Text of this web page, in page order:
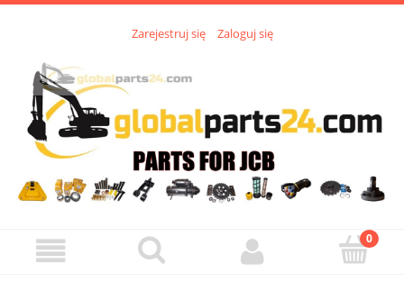
Zarejestruj się Zaloguj się